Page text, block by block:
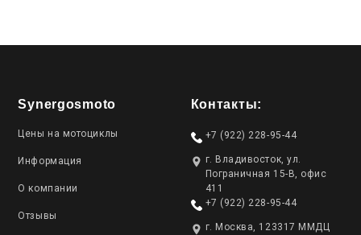
Synergosmoto
Цены на мотоциклы
Информация
О компании
Отзывы
Контакты:
+7 (922) 228-95-44
г. Владивосток, ул.
Пограничная 15-В, офис
411
+7 (922) 228-95-44
г. Москва, 123317 ММДЦ